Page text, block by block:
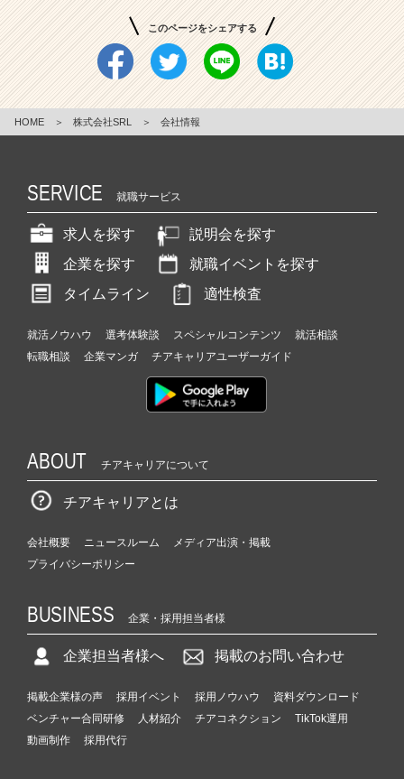
このページをシェアする
HOME ＞ 株式会社SRL ＞ 会社情報
SERVICE 就職サービス
求人を探す
説明会を探す
企業を探す
就職イベントを探す
タイムライン
適性検査
就活ノウハウ 選考体験談 スペシャルコンテンツ
就活相談
転職相談
企業マンガ チアキャリアユーザーガイド
ABOUT チアキャリアについて
チアキャリアとは
会社概要 ニュースルーム
メディア出演・掲載
プライバシーポリシー
BUSINESS 企業・採用担当者様
企業担当者様へ 掲載のお問い合わせ
掲載企業様の声 採用イベント 採用ノウハウ
資料ダウンロード
ベンチャー合同研修
人材紹介 チアコネクション
TikTok運用
動画制作
採用代行